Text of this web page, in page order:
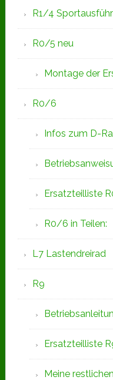
R1/4
R0/5 neu
Montage der
R0/6
Infos zum D-
Ersatzteilliste
R0/6 in Teilen:
L7 Lastendreirad
R9
Ersatzteilliste
Meine